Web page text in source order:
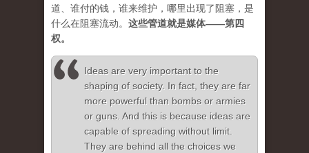
道、谁付的钱，谁来维护，哪里出现了阻塞，是
什么在阻塞流动。 这些管道就是媒体——第四
权。
Ideas are very important to the
shaping of society. In fact, they are far
more powerful than bombs or armies
or guns. And this is because ideas are
capable of spreading without limit.
They are behind all the choices we